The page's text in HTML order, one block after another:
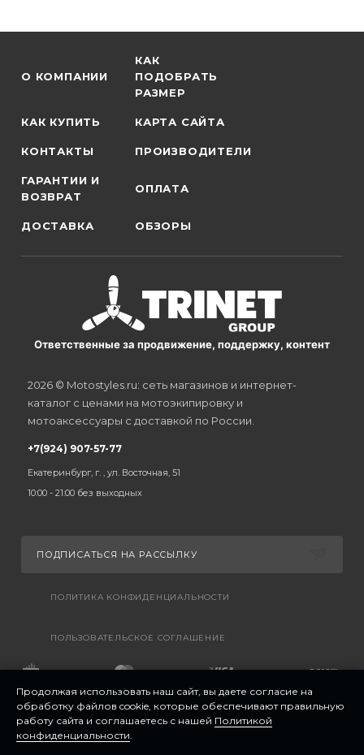
О КОМПАНИИ
КАК
ПОДОБРАТЬ
РАЗМЕР
КАК КУПИТЬ КАРТА САЙТА
КОНТАКТЫ ПРОИЗВОДИТЕЛИ
ГАРАНТИИ И
ВОЗВРАТ
ОПЛАТА
ДОСТАВКА ОБЗОРЫ
Ответственные за продвижение, поддержку, контент
2026 © Motostyles.ru: сеть магазинов и интернет-
каталог с ценами на мотоэкипировку и
мотоаксессуары с доставкой по России.
+7(924) 907-57-77
Екатеринбург, г. , ул. Восточная, 51
10:00 - 21:00 без выходных
ПОДПИСАТЬСЯ НА РАССЫЛКУ
ПОЛИТИКА КОНФИДЕНЦИАЛЬНОСТИ
ПОЛЬЗОВАТЕЛЬСКОЕ СОГЛАШЕНИЕ
Продолжая использовать наш сайт, вы даете согласие на
обработку файлов cookie, которые обеспечивают правильную
работу сайта и соглашаетесь с нашей Политикой
конфиденциальности.